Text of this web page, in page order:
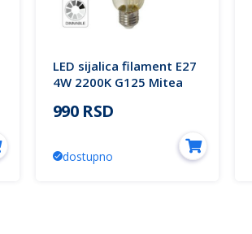
LED sijalica filament E27
4W 2200K G125 Mitea
990 RSD
dostupno